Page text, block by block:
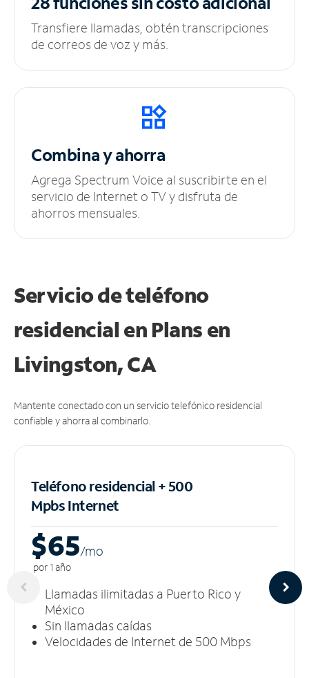
Transfiere llamadas, obtén transcripciones
de correos de voz y más.
Combina y ahorra
Agrega Spectrum Voice al suscribirte en el
servicio de Internet o TV y disfruta de
ahorros mensuales.
Servicio de teléfono
residencial en Plans en
Livingston, CA
Mantente conectado con un servicio telefónico residencial
confiable y ahorra al combinarlo.
Teléfono residencial + 500
MpbsInternet
$65/mo
por 1 año
Llamadas ilimitadas a Puerto Rico y
México
Sin llamadas caídas
Velocidades de Internet de 500 Mbps